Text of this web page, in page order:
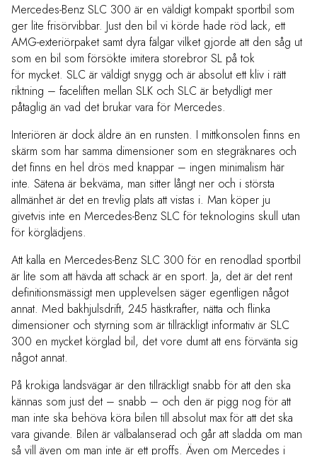
Mercedes-Benz SLC 300 är en väldigt kompakt sportbil som
ger lite frisörvibbar. Just den bil vi körde hade röd lack, ett
AMG-exteriörpaket samt dyra fälgar vilket gjorde att den såg ut
som en bil som försökte imitera storebror SL på tok
för mycket. SLC är väldigt snygg och är absolut ett kliv i rätt
riktning – faceliften mellan SLK och SLC är betydligt mer
påtaglig än vad det brukar vara för Mercedes.
Interiören är dock äldre än en runsten. I mittkonsolen finns en
skärm som har samma dimensioner som en stegräknares och
det finns en hel drös med knappar – ingen minimalism här
inte. Sätena är bekväma, man sitter långt ner och i största
allmänhet är det en trevlig plats att vistas i. Man köper ju
givetvis inte en Mercedes-Benz SLC för teknologins skull utan
för körglädjens.
Att kalla en Mercedes-Benz SLC 300 för en renodlad sportbil
är lite som att hävda att schack är en sport. Ja, det är det rent
definitionsmässigt men upplevelsen säger egentligen något
annat. Med bakhjulsdrift, 245 hästkrafter, nätta och flinka
dimensioner och styrning som är tillräckligt informativ är SLC
300 en mycket körglad bil, det vore dumt att ens förvänta sig
något annat.
På krokiga landsvägar är den tillräckligt snabb för att den ska
kännas som just det – snabb – och den är pigg nog för att
man inte ska behöva köra bilen till absolut max för att det ska
vara givande. Bilen är välbalanserad och går att sladda om man
så vill även om man inte är ett proffs. Även om Mercedes i